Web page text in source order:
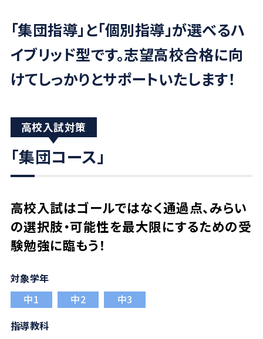
「集団指導」と「個別指導」が選べるハ
イブリッド型です。志望高校合格に向
けてしっかりとサポートいたします！
高校入試対策
「集団コース」
高校入試はゴールではなく通過点、みらい
の選択肢・可能性を最大限にするための受
験勉強に臨もう！
対象学年
中1
中2
中3
指導教科